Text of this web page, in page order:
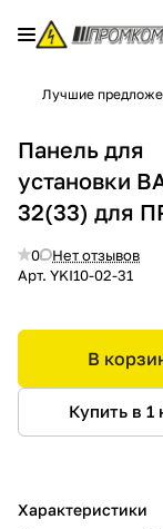
Лучшие
Панель для
установки
32(33) для
0
Нет отзывов
Арт. YKI10-02-31
В
Купить в 1
Характеристики